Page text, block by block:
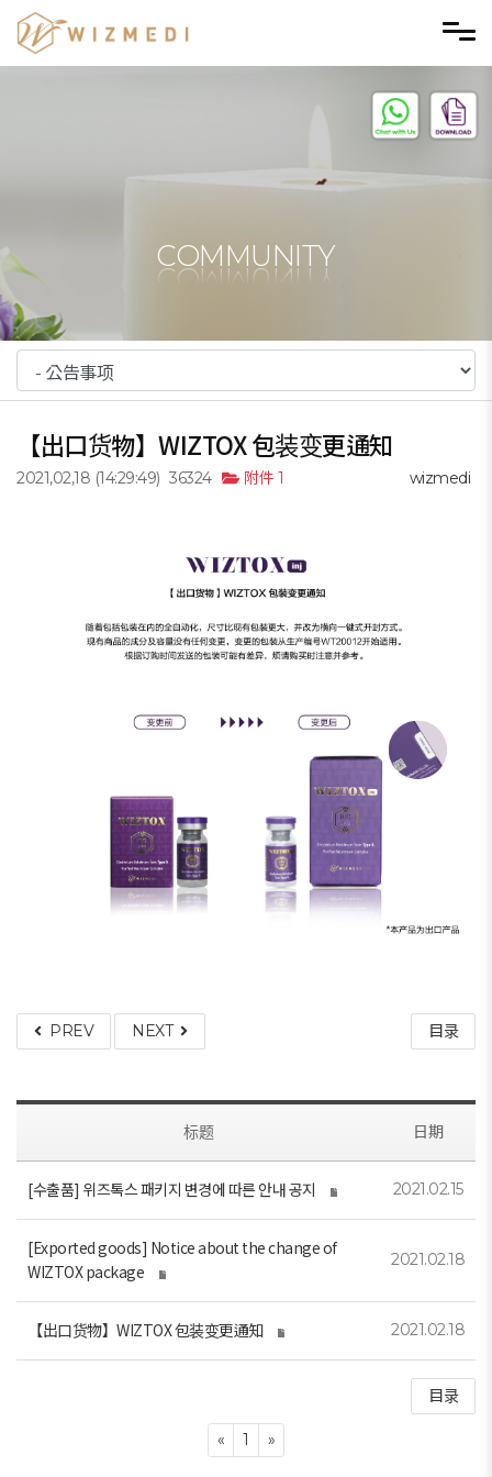
Skip to menu
COMMUNITY
【出口货物】WIZTOX 包装变更通知
wizmedi
2021,02,18 (14:29:49) 36324 附件 1
PREV NEXT 目录
标题 日期
[수출품] 위즈톡스 패키지 변경에 따른 안내 공지 2021.02.15
[Exported goods] Notice about the change of
WIZTOX package
2021.02.18
【出口货物】WIZTOX 包装变更通知 2021.02.18
目录
«Previous
1 »Next